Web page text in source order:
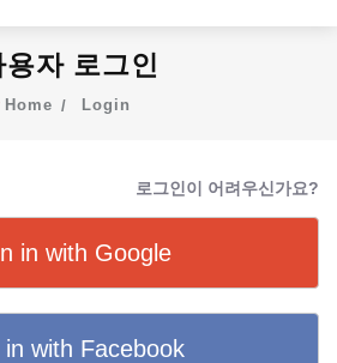
용자 로그인
Home Login
로그인이 어려우신가요?
in with Google
in with Facebook